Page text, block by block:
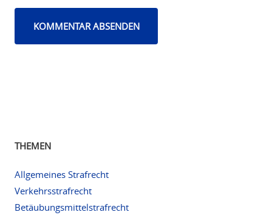
THEMEN
Allgemeines Strafrecht
Verkehrsstrafrecht
Betäubungsmittelstrafrecht